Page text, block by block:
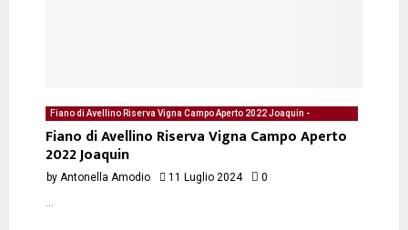
Fiano di Avellino Riserva Vigna Campo Aperto 2022 Joaquin -
Fiano di Avellino Riserva Vigna Campo Aperto
2022 Joaquin
by Antonella Amodio 11 Luglio 2024 0